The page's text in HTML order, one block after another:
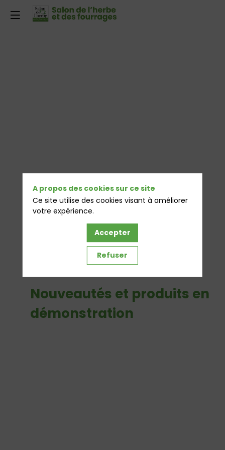
Nouveautés et produits en
démonstration
A propos des cookies sur ce site
Ce site utilise des cookies visant à améliorer
votre expérience.
Accepter
Refuser